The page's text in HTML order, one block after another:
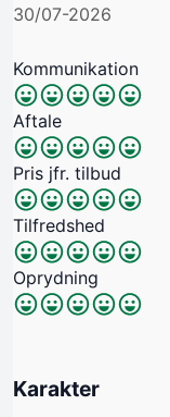
30/07-2026
Kommunikation
Aftale
Pris jfr. tilbud
Tilfredshed
Oprydning
Karakter